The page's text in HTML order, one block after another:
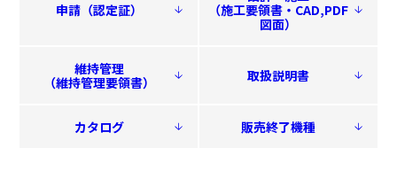
申請（認定証）
（施工要領書・CAD,PDF
図面）
維持管理
（維持管理要領書）
取扱説明書
カタログ 販売終了機種